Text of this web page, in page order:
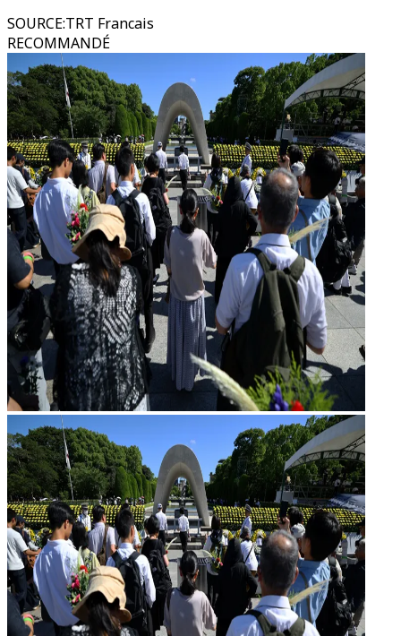
SOURCE:TRT Francais
RECOMMANDÉ